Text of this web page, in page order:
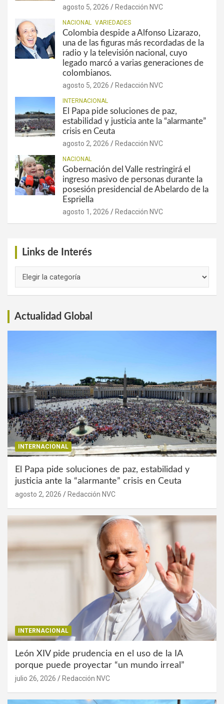
agosto 5, 2026 Redacción NVC
NACIONAL VARIEDADES
Colombia despide a Alfonso Lizarazo,
una de las figuras más recordadas de la
radio y la televisión nacional, cuyo
legado marcó a varias generaciones de
colombianos.
agosto 5, 2026 Redacción NVC
INTERNACIONAL
El Papa pide soluciones de paz,
estabilidad y justicia ante la “alarmante”
crisis en Ceuta
agosto 2, 2026 Redacción NVC
NACIONAL
Gobernación del Valle restringirá el
ingreso masivo de personas durante la
posesión presidencial de Abelardo de la
Espriella
agosto 1, 2026 Redacción NVC
Links de Interés
Actualidad Global
INTERNACIONAL
El Papa pide soluciones de paz, estabilidad y
justicia ante la “alarmante” crisis en Ceuta
agosto 2, 2026 Redacción NVC
INTERNACIONAL
León XIV pide prudencia en el uso de la IA
porque puede proyectar “un mundo irreal”
julio 26, 2026 Redacción NVC